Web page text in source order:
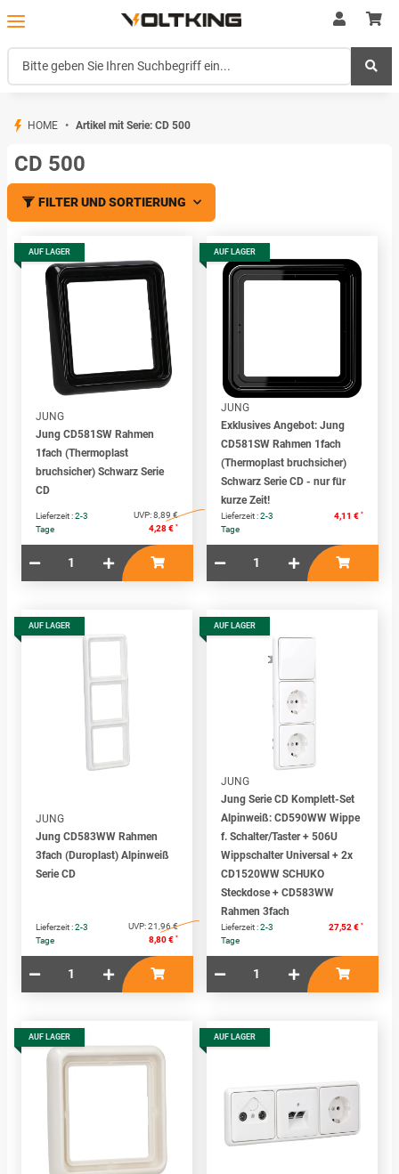
HOME Artikel mit Serie: CD 500
CD 500
FILTER UND SORTIERUNG
AUF LAGER
JUNG
Jung CD581SW Rahmen
1fach (Thermoplast
bruchsicher) Schwarz Serie
CD
Lieferzeit :2-3
Tage
UVP:8,89 €
4,28 € *
AUF LAGER
JUNG
Exklusives Angebot: Jung
CD581SW Rahmen 1fach
(Thermoplast bruchsicher)
Schwarz Serie CD - nur für
kurze Zeit!
Lieferzeit :2-3
Tage
4,11 € *
AUF LAGER
JUNG
Jung CD583WW Rahmen
3fach (Duroplast) Alpinweiß
Serie CD
Lieferzeit :2-3
Tage
UVP:21,96 €
8,80 € *
AUF LAGER
JUNG
Jung Serie CD Komplett-Set
Alpinweiß: CD590WW Wippe
f. Schalter/Taster + 506U
Wippschalter Universal + 2x
CD1520WW SCHUKO
Steckdose + CD583WW
Rahmen 3fach
Lieferzeit :2-3
Tage
27,52 € *
AUF LAGER AUF LAGER